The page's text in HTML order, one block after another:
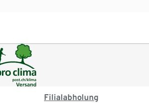
Filialabholung